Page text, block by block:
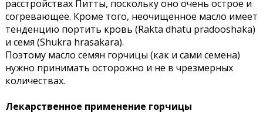
расстройствах Питты, поскольку оно очень острое и
согревающее. Кроме того, неочищенное масло имеет
тенденцию портить кровь (Rakta dhatu pradooshaka)
и семя (Shukra hrasakara).
Поэтому масло семян горчицы (как и сами семена)
нужно принимать осторожно и не в чрезмерных
количествах.
Лекарственное применение горчицы